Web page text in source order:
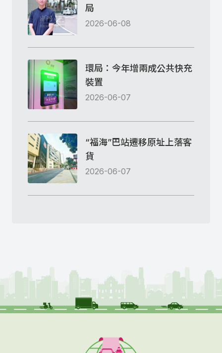
局
2026-06-08
環局：今年增兩成公共快充
裝置
2026-06-07
“福海”巴站遷移原址上落客
貨
2026-06-07